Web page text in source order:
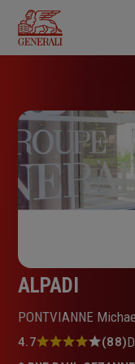
contenu
principal
ALPADI
PONTVIANNE
Note
4.7 (88)